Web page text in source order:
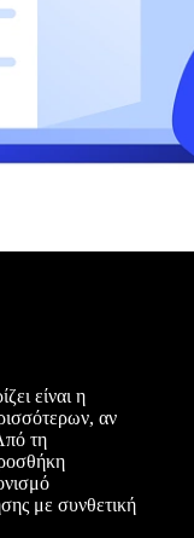
είναι η
αν
τη
με συνθετική